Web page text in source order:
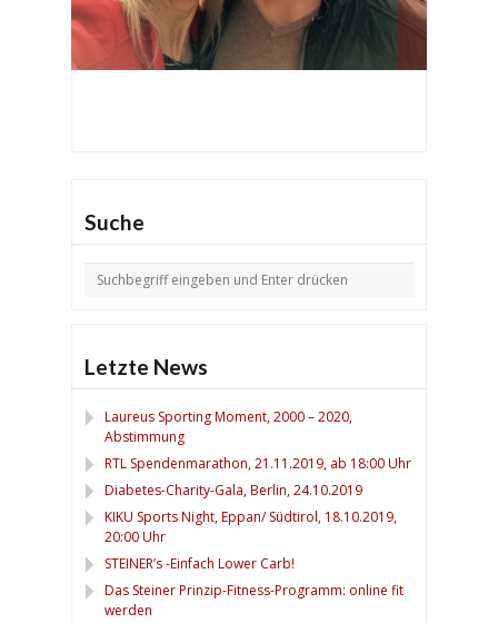
Suche
Letzte News
Laureus Sporting Moment, 2000 – 2020,
Abstimmung
RTL Spendenmarathon, 21.11.2019, ab 18:00 Uhr
Diabetes-Charity-Gala, Berlin, 24.10.2019
KIKU Sports Night, Eppan/ Südtirol, 18.10.2019,
20:00 Uhr
STEINER’s -Einfach Lower Carb!
Das Steiner Prinzip-Fitness-Programm: online fit
werden